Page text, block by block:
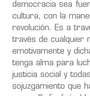
democracia sea
cultura, con la
revolución. Es a
través de cualquier
emotivamente y
tenga alma para
justicia social y
sojuzgamiento que